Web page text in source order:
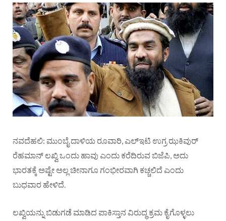
ನವದೆಹಲಿ: ಮುಂಬೈ ದಾಳಿಯ ರೂವಾರಿ, ಎಲ್‌ಇಟಿ ಉಗ್ರ ಝಕಿವುರ್
ರೆಹಮಾನ್ ಲಖ್ವಿ ಒಂದು ಹಾವು ಎಂದು ಕರೆದಿರುವ ಬಿಜೆಪಿ, ಅದು
ಭಾರತಕ್ಕೆ ಅಷ್ಟೇ ಅಲ್ಲ ಚೀನಾಗೂ ಗಂಭೀರವಾಗಿ ಕಚ್ಚಲಿದೆ ಎಂದು
ಬುಧವಾರ ಹೇಳಿದೆ.
ಲಖ್ವಿಯನ್ನು ಬಿಡುಗಡೆ ಮಾಡಿದ ಪಾಕಿಸ್ತಾನ ವಿರುದ್ಧ ಕ್ರಮ ಕೈಗೊಳ್ಳಲು